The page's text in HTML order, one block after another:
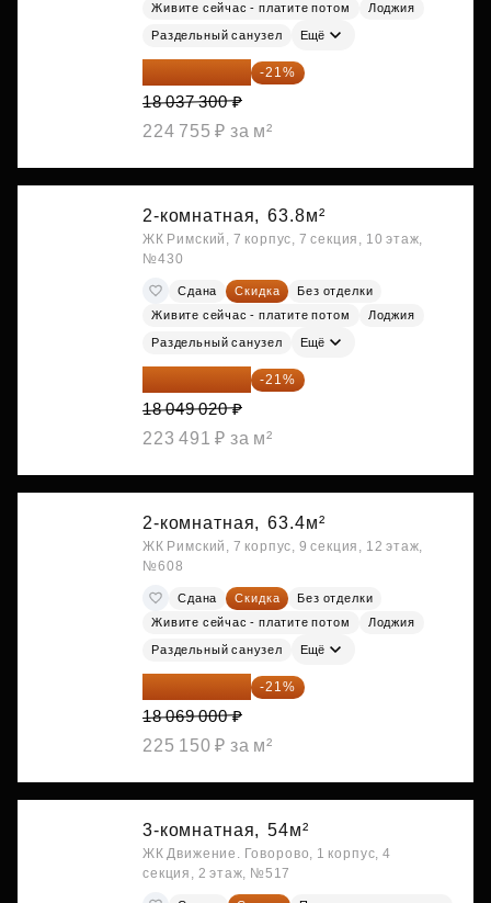
Живите сейчас - платите потом
Лоджия
Раздельный санузел Ещё
14 249 467 ₽ -21%
18 037 300 ₽
224 755 ₽ за м²
2-комнатная, 63.8м²
ЖК Римский, 7 корпус, 7 секция, 10 этаж,
№430
Сдана Скидка
Без отделки
Живите сейчас - платите потом
Лоджия
Раздельный санузел Ещё
14 258 726 ₽ -21%
18 049 020 ₽
223 491 ₽ за м²
2-комнатная, 63.4м²
ЖК Римский, 7 корпус, 9 секция, 12 этаж,
№608
Сдана Скидка
Без отделки
Живите сейчас - платите потом
Лоджия
Раздельный санузел Ещё
14 274 510 ₽ -21%
18 069 000 ₽
225 150 ₽ за м²
3-комнатная, 54м²
ЖК Движение. Говорово, 1 корпус, 4
секция, 2 этаж, №517